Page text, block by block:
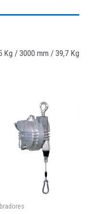
Kg / 3000 mm / 39,7 Kg